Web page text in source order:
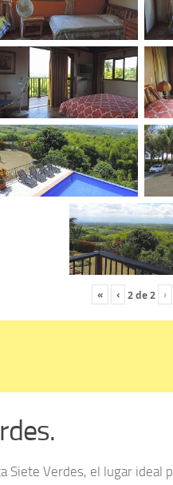
« ‹ 2de2 ›
Siete Verdes, el lugar ideal